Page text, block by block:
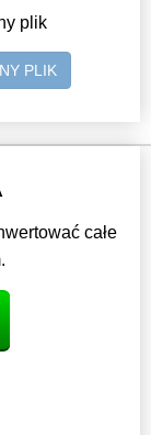
plik
PLIK
całe